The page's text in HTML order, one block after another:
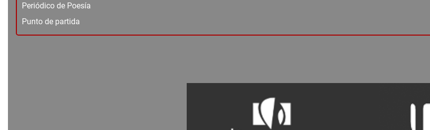
Periódico de Poesía
Punto de partida